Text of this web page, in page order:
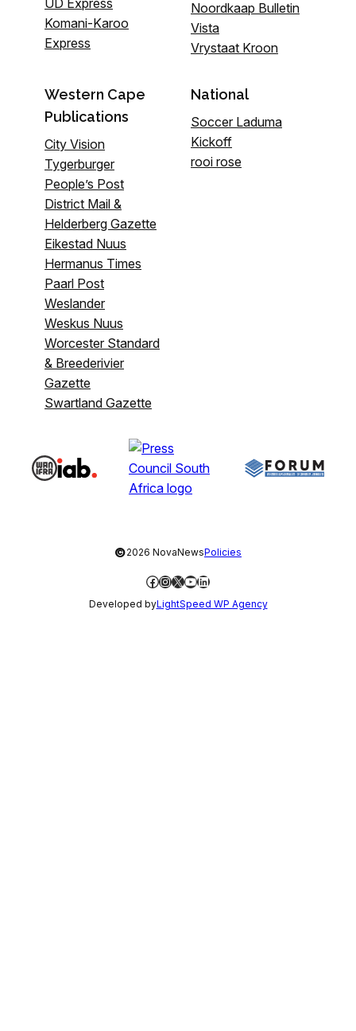
Komani-Karoo
Express
Noordkaap Bulletin
Vista
Vrystaat Kroon
Western Cape
Publications
City Vision
Tygerburger
People’s Post
District Mail &
Helderberg Gazette
Eikestad Nuus
Hermanus Times
Paarl Post
Weslander
Weskus Nuus
Worcester Standard
& Breederivier
Gazette
Swartland Gazette
National
Soccer Laduma
Kickoff
rooi rose
©2026 NovaNewsPolicies
Facebook
Instagram
X YouTube
LinkedIn
Developed byLightSpeed WP Agency